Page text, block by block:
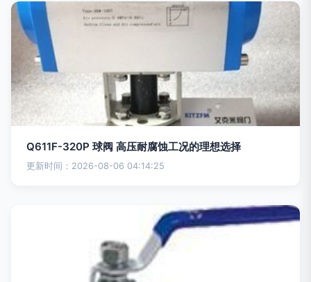
Q611F-320P 球阀 高压耐腐蚀工况的理想选择
更新时间：2026-08-06 04:14:25